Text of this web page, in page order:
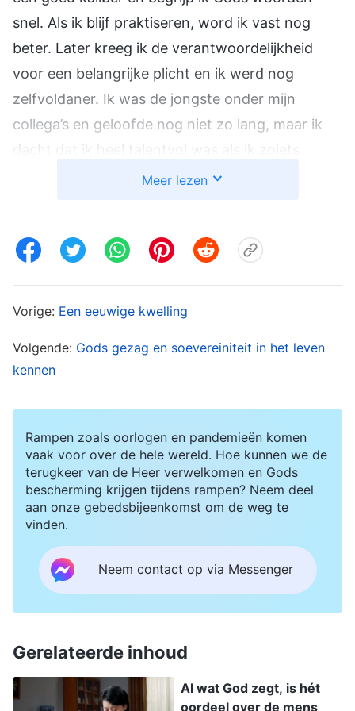
snel. Als ik blijf praktiseren, word ik vast nog
beter. Later kreeg ik de verantwoordelijkheid
voor een belangrijke plicht en ik werd nog
zelfvoldaner. Ik was de jongste onder mijn
collega’s en geloofde nog niet zo lang, maar ik
dacht dat ik heel talentvol was als ik zoiets
belangrijks op me kon nemen. Een tijdje liep ik
niemand aan me kon tippen. Na verloop van tijd
dacht: is het echt zoals je zegt dat het is? Ik heb
zulke dingen eerder gedaan, dus heb ik geen
manier om dit aan te pakken. Als de zuster met
wie ik werkte iets een beetje te serieus nam,
verloor ik soms mijn geduld. Ik dacht dat zo’n
simpele kwestie eenvoudig kon worden
afgehandeld, en dat we niet steeds opnieuw
hoefden te communiceren en te zoeken. In
vergaderingen met collega’s, zag ik soms dat
neer te kijken. Ik dacht: hoewel je al langer dan ik
een leider bent, kun je niet aan mij tippen. Op
Meer lezen
Vorige: Een eeuwige kwelling
Volgende: Gods gezag en soevereiniteit in het leven
kennen
Rampen zoals oorlogen en pandemieën komen
vaak voor over de hele wereld. Hoe kunnen we de
terugkeer van de Heer verwelkomen en Gods
bescherming krijgen tijdens rampen? Neem deel
aan onze gebedsbijeenkomst om de weg te
vinden.
Neem contact op via Messenger
Gerelateerde inhoud
Al wat God zegt, is hét
oordeel over de mens